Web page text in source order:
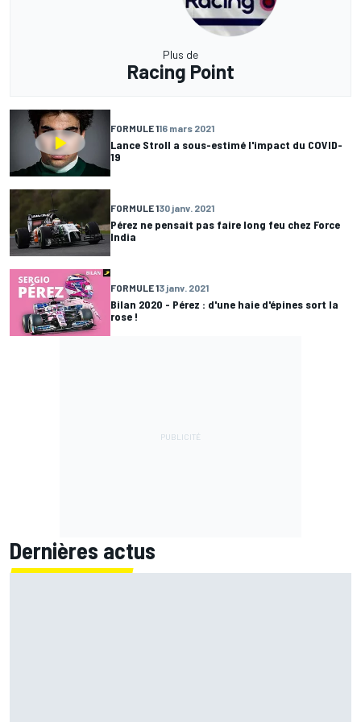
Plus de
Racing Point
FORMULE 116 mars 2021
Lance Stroll a sous-estimé l'impact du COVID-
19
FORMULE 130 janv. 2021
Pérez ne pensait pas faire long feu chez Force
India
FORMULE 13 janv. 2021
Bilan 2020 - Pérez : d'une haie d'épines sort la
rose !
Dernières actus